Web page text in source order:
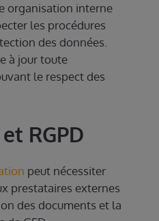
organisation interne
les procédures
des données.
à jour toute
le respect des
RGPD
peut nécessiter
prestataires externes
des documents et la